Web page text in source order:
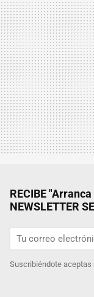
RECIBE
NEWSLETTER
Suscribiéndote aceptas